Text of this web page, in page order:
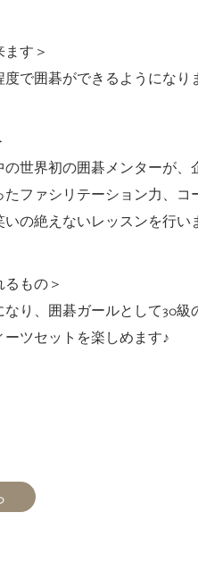
す＞
で囲碁ができるようになり
世界初の囲碁メンターが
ファシリテーション力、
の絶えないレッスンを行い
もの＞
り、囲碁ガールとして30級
ツセットを楽しめます♪